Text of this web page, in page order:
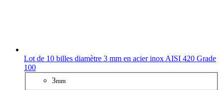
Lot de 10 billes diamètre 3 mm en acier inox AISI 420 Grade
100
3mm